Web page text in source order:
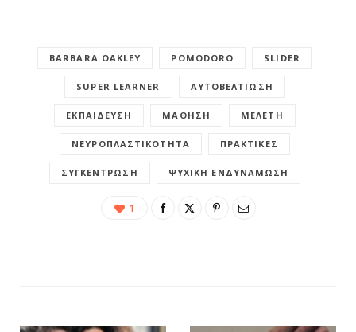
BARBARA OAKLEY POMODORO SLIDER
SUPER LEARNER ΑΥΤΟΒΕΛΤΊΩΣΗ
ΕΚΠΑΊΔΕΥΣΗ ΜΆΘΗΣΗ ΜΕΛΈΤΗ
ΝΕΥΡΟΠΛΑΣΤΙΚΌΤΗΤΑ ΠΡΑΚΤΙΚΈΣ
ΣΥΓΚΈΝΤΡΩΣΗ ΨΥΧΙΚΉ ΕΝΔΥΝΆΜΩΣΗ
1